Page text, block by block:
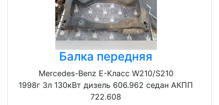
Балка передняя
Mercedes-Benz E-Класс W210/S210
1998г 3л 130кВт дизель 606.962 седан АКПП
722.608